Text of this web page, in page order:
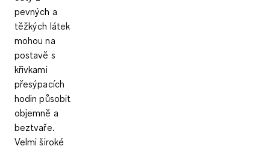
pevných a
těžkých látek
mohou na
postavě s
křivkami
přesýpacích
hodin působit
objemně a
beztvaře.
Velmi široké